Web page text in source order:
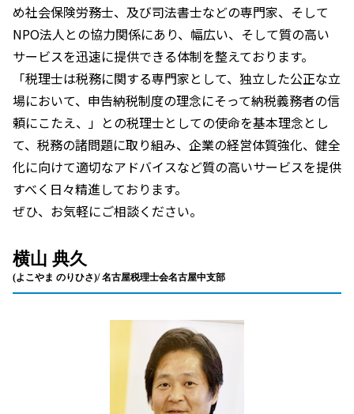
め社会保険労務士、及び司法書士などの専門家、そして
NPO法人との協力関係にあり、幅広い、そして質の高い
サービスを迅速に提供できる体制を整えております。
「税理士は税務に関する専門家として、独立した公正な立
場において、申告納税制度の理念にそって納税義務者の信
頼にこたえ、」との税理士としての使命を基本理念とし
て、税務の諸問題に取り組み、企業の経営体質強化、健全
化に向けて適切なアドバイスなど質の高いサービスを提供
すべく日々精進しております。
ぜひ、お気軽にご相談ください。
横山 典久
(よこやま のりひさ)/ 名古屋税理士会名古屋中支部